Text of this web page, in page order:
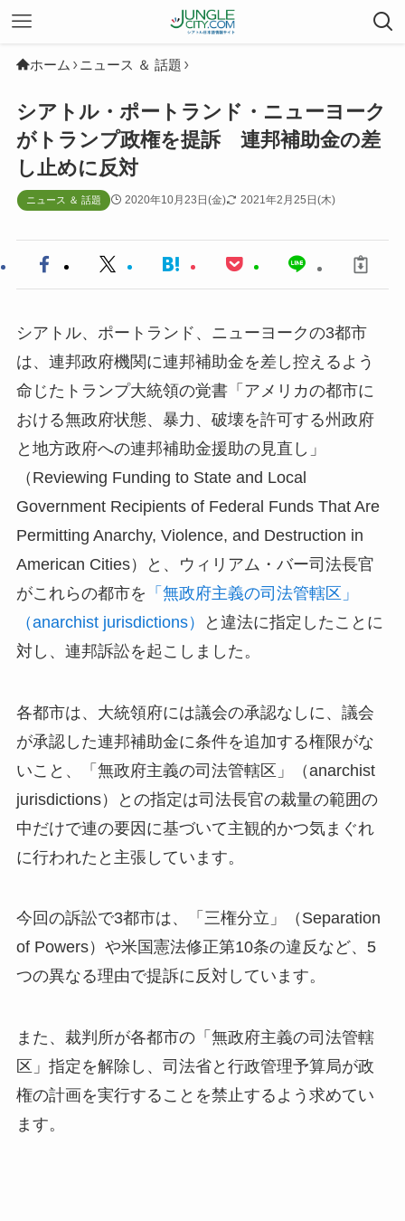
ホーム ニュース ＆ 話題
シアトル・ポートランド・ニューヨーク
がトランプ政権を提訴 連邦補助金の差
し止めに反対
ニュース ＆ 話題 2020年10月23日(金) 2021年2月25日(木)
シアトル、ポートランド、ニューヨークの3都市
は、連邦政府機関に連邦補助金を差し控えるよう
命じたトランプ大統領の覚書「アメリカの都市に
おける無政府状態、暴力、破壊を許可する州政府
と地方政府への連邦補助金援助の見直し」
（Reviewing Funding to State and Local
Government Recipients of Federal Funds That Are
Permitting Anarchy, Violence, and Destruction in
American Cities）と、ウィリアム・バー司法長官
がこれらの都市を 「無政府主義の司法管轄区」
（anarchist jurisdictions）
と違法に指定したことに
対し、連邦訴訟を起こしました。
各都市は、大統領府には議会の承認なしに、議会
が承認した連邦補助金に条件を追加する権限がな
いこと、「無政府主義の司法管轄区」（anarchist
jurisdictions）との指定は司法長官の裁量の範囲の
中だけで連の要因に基づいて主観的かつ気まぐれ
に行われたと主張しています。
今回の訴訟で3都市は、「三権分立」（Separation
of Powers）や米国憲法修正第10条の違反など、5
つの異なる理由で提訴に反対しています。
また、裁判所が各都市の「無政府主義の司法管轄
区」指定を解除し、司法省と行政管理予算局が政
権の計画を実行することを禁止するよう求めてい
ます。